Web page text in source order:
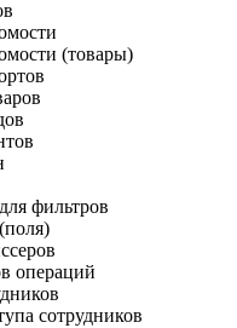
(товары)
фильтров
операций
сотрудников